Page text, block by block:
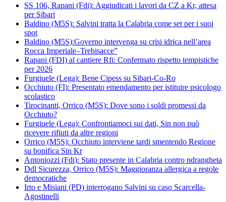
SS 106, Rapani (Fdi): Aggiudicati i lavori da CZ a Kr, attesa
per Sibari
Baldino (M5S): Salvini tratta la Calabria come set per i suoi
spot
Baldino (M5S):Governo intervenga su crisi idrica nell’area
Rocca Imperiale–Trebisacce”
Rapani (FDI) al cantiere Rfi: Confermato rispetto tempistiche
per 2026
Furgiuele (Lega): Bene Cipess su Sibari-Co-Ro
Occhiuto (FI): Presentato emendamento per istituire psicologo
scolastico
Tirocinanti, Orrico (M5S): Dove sono i soldi promessi da
Occhiuto?
Furgiuele (Lega): Confrontiamoci sui dati, Sin non può
ricevere rifiuti da altre regioni
Orrico (M5S): Occhiuto interviene tardi smentendo Regione
su bonifica Sin Kr
Antoniozzi (Fdi): Stato presente in Calabria contro ndrangheta
Ddl Sicurezza, Orrico (M5S): Maggioranza allergica a regole
democratiche
Irto e Misiani (PD) interrogano Salvini su caso Scarcella-
Agostinelli